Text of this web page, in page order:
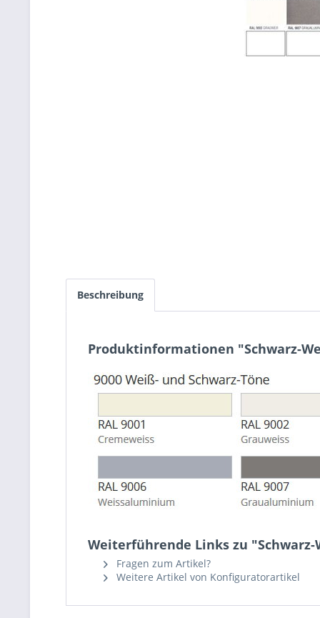
Beschreibung
Produktinformationen "Schwarz-
Weiterführende Links zu "Schwarz-
Fragen zum Artikel?
Weitere Artikel von Konfiguratorartikel